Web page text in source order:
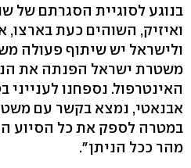
בנוגע לסוגיית הסגרתם של
ואיזיק, השוהים כעת בארצו,
ולישראל יש שיתוף פעולה
משטרת ישראל הפנתה את
האינטרפול. נספחנו לענייני
אבנאטי, נמצא בקשר עם
במטרה לספק את כל הסיוע
מהר ככל הניתן".